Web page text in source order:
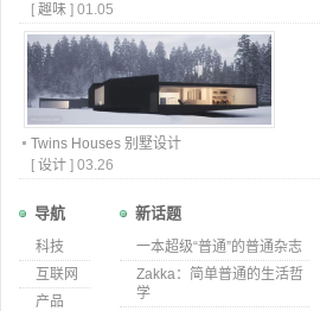
[ 趣味 ] 01.05
Twins Houses 别墅设计
[ 设计 ] 03.26
导航
科技
互联网
产品
新话题
一本超级“普通”的普通杂志
Zakka：简单普通的生活哲
学